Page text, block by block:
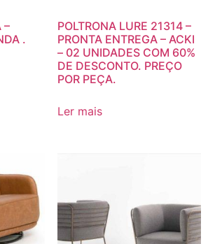
–
.
POLTRONA LURE 21314 –
PRONTA ENTREGA – ACKI
– 02 UNIDADES COM 60%
DE DESCONTO. PREÇO
POR PEÇA.
Ler mais